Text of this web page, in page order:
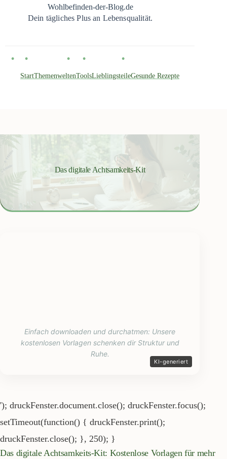
Wohlbefinden-der-Blog.de
Dein tägliches Plus an Lebensqualität.
StartThemenweltenToolsLieblingsteileGesunde Rezepte
Das digitale Achtsamkeits-Kit
Einfach downloaden und durchatmen: Unsere
kostenlosen Vorlagen schenken dir Struktur und
Ruhe.
'); druckFenster.document.close(); druckFenster.focus();
setTimeout(function() { druckFenster.print();
druckFenster.close(); }, 250); }
Das digitale Achtsamkeits-Kit: Kostenlose Vorlagen für mehr